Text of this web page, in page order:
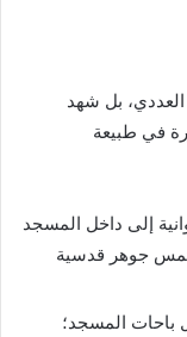
بل شهد
في طبيعة
إلى داخل المسجد
جوهر قدسية
باحات المسجد؛